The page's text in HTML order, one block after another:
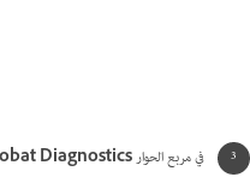
في مربع الحوار